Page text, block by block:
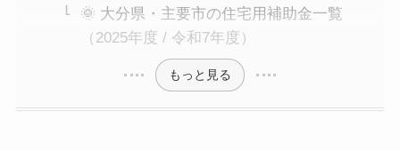
🌞 大分県・主要市の住宅用補助金一覧
（2025年度 / 令和7年度）
もっと見る